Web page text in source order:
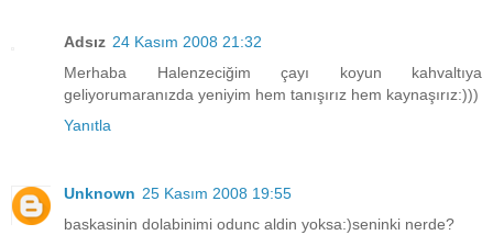
Adsız 24 Kasım 2008 21:32
Merhaba Halenzeciğim çayı koyun kahvaltıya
geliyorumaranızda yeniyim hem tanışırız hem kaynaşırız:)))
Yanıtla
Unknown 25 Kasım 2008 19:55
baskasinin dolabinimi odunc aldin yoksa:)seninki nerde?